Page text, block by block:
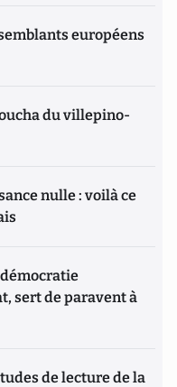
européens
du villepino-
nulle : voilà ce
sert de paravent à
de lecture de la